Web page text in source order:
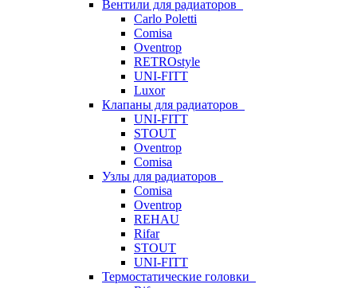
Вентили для радиаторов
Carlo Poletti
Comisa
Oventrop
RETROstyle
UNI-FITT
Luxor
Клапаны для радиаторов
UNI-FITT
STOUT
Oventrop
Comisa
Узлы для радиаторов
Comisa
Oventrop
REHAU
Rifar
STOUT
UNI-FITT
Термостатические головки